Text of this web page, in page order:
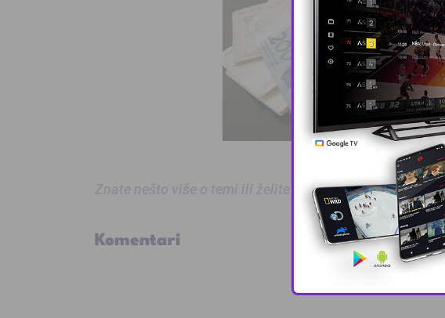
Znate nešto više o temi ili želite prijaviti grešku u tekstu?
Komentari